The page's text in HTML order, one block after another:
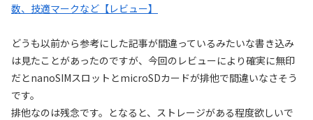
数、技適マークなど【レビュー】
どうも以前から参考にした記事が間違っているみたいな書き込み
は見たことがあったのですが、今回のレビューにより確実に無印
だとnanoSIMスロットとmicroSDカードが排他で間違いなさそう
です。
排他なのは残念です。となると、ストレージがある程度欲しいで